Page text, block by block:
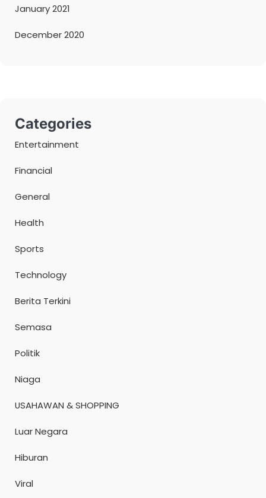
January 2021
December 2020
Categories
Entertainment
Financial
General
Health
Sports
Technology
Berita Terkini
Semasa
Politik
Niaga
USAHAWAN & SHOPPING
Luar Negara
Hiburan
Viral